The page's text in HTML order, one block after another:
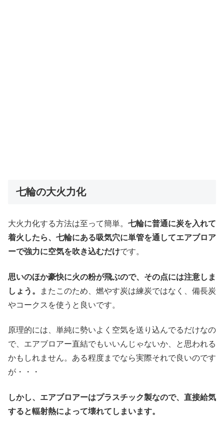
七輪の大火力化
大火力化する方法は至って簡単。 七輪に普通に炭を入れて
着火したら、七輪にある吸気穴に単管を通してエアブロア
ーで強力に空気を吹き込むだけです。
思いのほか豪快に火の粉が飛ぶので、その点には注意しま
しょう。
またこのため、燃やす炭は練炭ではなく、備長炭
やコークスを使うと良いです。
原理的には、単純に勢いよく空気を送り込んでるだけなの
で、エアブロアー直結でもいいんじゃないか、と思われる
かもしれません。ある程度までなら実際それで良いのです
が・・・
しかし、エアブロアーはプラスチック製なので、直接給気
すると輻射熱によって壊れてしまいます。